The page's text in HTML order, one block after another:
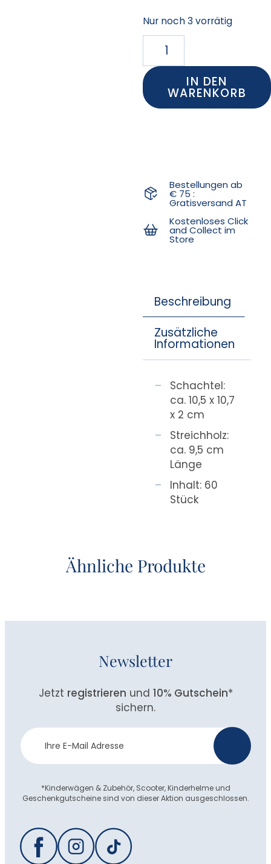
Nur noch 3 vorrätig
IN DEN
WARENKORB
Bestellungen ab
€ 75 :
Gratisversand AT
Kostenloses Click
and Collect im
Store
Beschreibung
Zusätzliche
Informationen
Schachtel:
ca. 10,5 x 10,7
x 2 cm
Streichholz:
ca. 9,5 cm
Länge
Inhalt: 60
Stück
Ähnliche Produkte
Newsletter
Jetzt registrieren und 10% Gutschein*
sichern.
Newsletter
Anmeldung
*Kinderwägen & Zubehör, Scooter, Kinderhelme und
Geschenkgutscheine sind von dieser Aktion ausgeschlossen.